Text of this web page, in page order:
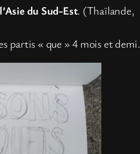
l’Asie du Sud-Est. (Thaïlande,
partis « que » 4 mois et demi.